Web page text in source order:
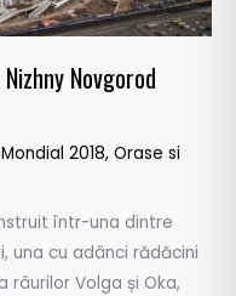
Novgorod
2018, Orase si
într-una dintre
una cu adânci rădăcini
Volga și Oka,